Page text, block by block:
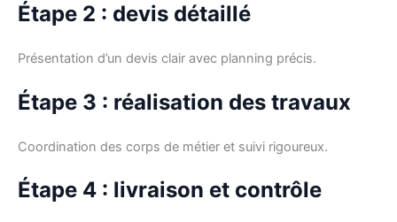
Étape 2 : devis détaillé
Présentation d’un devis clair avec planning précis.
Étape 3 : réalisation des travaux
Coordination des corps de métier et suivi rigoureux.
Étape 4 : livraison et contrôle